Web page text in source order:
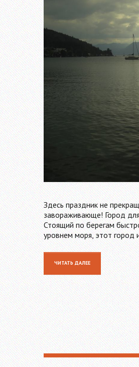
Здесь праздник не
завораживающе! Город
Стоящий по берегам
уровнем моря, этот город
ЧИТАТЬ ДАЛЕЕ